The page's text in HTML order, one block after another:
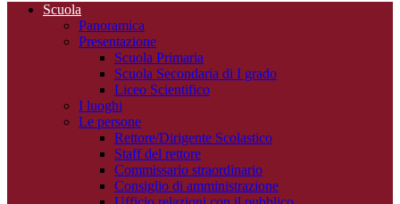
Scuola
Panoramica
Presentazione
Scuola Primaria
Scuola Secondaria di I grado
Liceo Scientifico
I luoghi
Le persone
Rettore/Dirigente Scolastico
Staff del rettore
Commissario straordinario
Consiglio di amministrazione